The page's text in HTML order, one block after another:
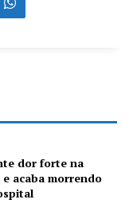
dor forte na
acaba morrendo